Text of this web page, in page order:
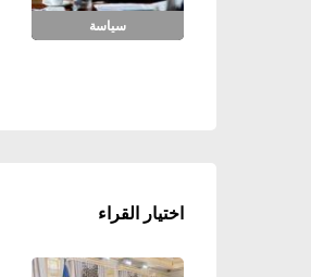
سياسة
اختيار القراء